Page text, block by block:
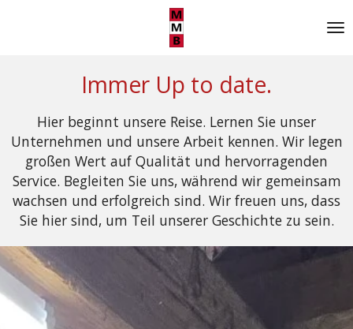
Immer Up to date.
Hier beginnt unsere Reise. Lernen Sie unser
Unternehmen und unsere Arbeit kennen. Wir legen
großen Wert auf Qualität und hervorragenden
Service. Begleiten Sie uns, während wir gemeinsam
wachsen und erfolgreich sind. Wir freuen uns, dass
Sie hier sind, um Teil unserer Geschichte zu sein.